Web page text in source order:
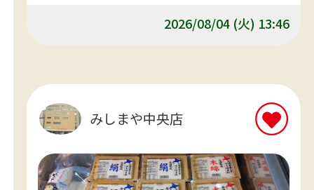
2026/08/04 (火) 13:46
みしまや中央店